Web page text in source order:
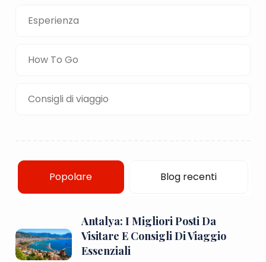
Esperienza
How To Go
Consigli di viaggio
Popolare Blog recenti
Antalya: I Migliori Posti Da
Visitare E Consigli Di Viaggio
Essenziali